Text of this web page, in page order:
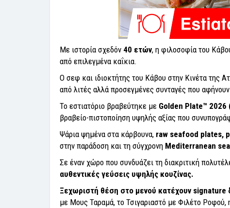
Με ιστορία σχεδόν 40 ετών, η φιλοσοφία του
από επιλεγμένα καΐκια.
Ο σεφ και ιδιοκτήτης του Κάβου στην Κινέτα της
από λιτές αλλά προσεγμένες συνταγές που
Το εστιατόριο βραβεύτηκε με Golden Plate™ 2026
βραβείο-πιστοποίηση υψηλής αξίας που
Ψάρια ψημένα στα κάρβουνα, raw seafood plates,
στην παράδοση και τη σύγχρονη Mediterranean
Σε έναν χώρο που συνδυάζει τη διακριτική
αυθεντικές γεύσεις υψηλής κουζίνας.
Ξεχωριστή θέση στο μενού κατέχουν signature
με Μους Ταραμά, το Τσιγαριαστό με Φιλέτο